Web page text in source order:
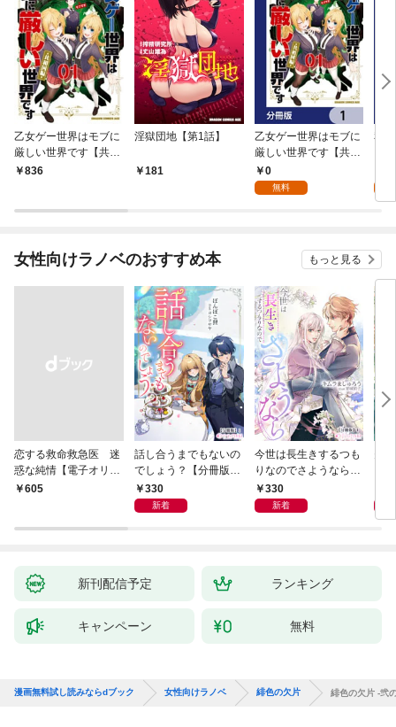
乙女ゲー世界はモブに
厳しい世界です【共和
国編】 ０１
836
淫獄団地【第1話】
181
乙女ゲー世界はモブに
厳しい世界です【共和
国編】【分冊版】 1
0
無料
私
を
版
女性向けラノベのおすすめ本 もっと見る
恋する救命救急医 迷
惑な純情【電子オリジ
ナル】
￥605
話し合うまでもないの
でしょう？【分冊版】
1 330
新着
今世は長生きするつも
りなのでさようなら
【分冊版】1
330
新着
新刊配信予定 ランキング
キャンペーン 無料
漫画無料試し読みならdブック 女性向けラノベ 緋色の欠片 緋色の欠片 -弐